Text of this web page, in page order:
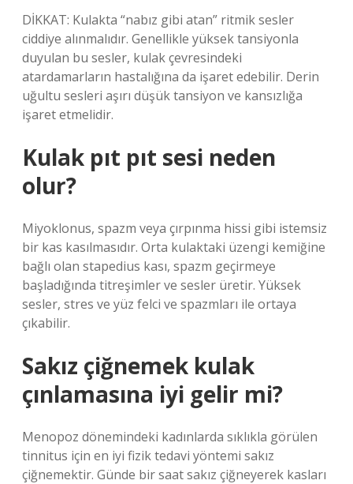
DİKKAT: Kulakta “nabız gibi atan” ritmik sesler
ciddiye alınmalıdır. Genellikle yüksek tansiyonla
duyulan bu sesler, kulak çevresindeki
atardamarların hastalığına da işaret edebilir. Derin
uğultu sesleri aşırı düşük tansiyon ve kansızlığa
işaret etmelidir.
Kulak pıt pıt sesi neden
olur?
Miyoklonus, spazm veya çırpınma hissi gibi istemsiz
bir kas kasılmasıdır. Orta kulaktaki üzengi kemiğine
bağlı olan stapedius kası, spazm geçirmeye
başladığında titreşimler ve sesler üretir. Yüksek
sesler, stres ve yüz felci ve spazmları ile ortaya
çıkabilir.
Sakız çiğnemek kulak
çınlamasına iyi gelir mi?
Menopoz dönemindeki kadınlarda sıklıkla görülen
tinnitus için en iyi fizik tedavi yöntemi sakız
çiğnemektir. Günde bir saat sakız çiğneyerek kasları